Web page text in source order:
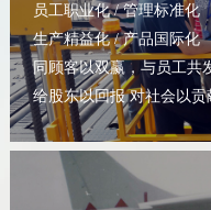
员工职业化 / 管理标准化
生产精益化 / 产品国际化
同顾客以双赢，与员工共
给股东以回报 对社会以贡